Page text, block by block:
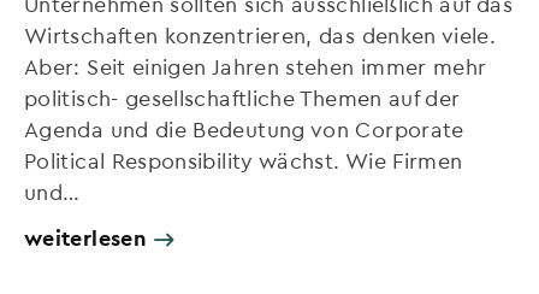
Wirtschaften konzentrieren, das denken viele.
Aber: Seit einigen Jahren stehen immer mehr
politisch- gesellschaftliche Themen auf der
Agenda und die Bedeutung von Corporate
Political Responsibility wächst. Wie Firmen
und…
weiterlesen